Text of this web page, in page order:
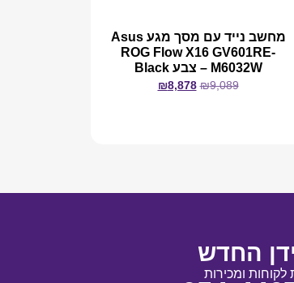
מחשב נייד עם מסך מגע Asus
ROG Flow X16 GV601RE-
M6032W – צבע Black
₪9,089
₪8,878
החדש
לקוחות ומכירות